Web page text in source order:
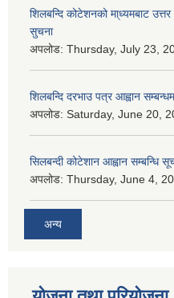
शिलबन्दि कोटेशनको मा्ध्यमबाट
सुचना
अपलोड: Thursday, July 23,
शिलबन्दि दरभाउ पत्र आह्वान
अपलोड: Saturday, June 20,
सिलबन्दी कोटेशान आह्वान सम्बन्धि
अपलोड: Thursday, June 4,
अन्य